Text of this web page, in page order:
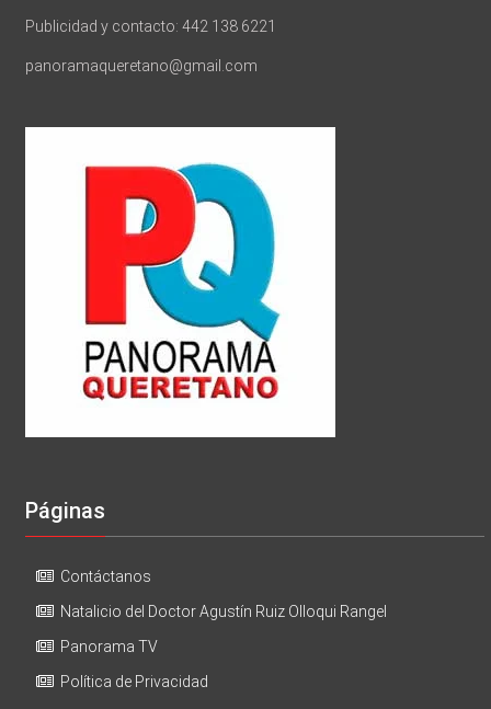
Publicidad y contacto: 442 138 6221
panoramaqueretano@gmail.com
Páginas
Contáctanos
Natalicio del Doctor Agustín Ruiz Olloqui Rangel
Panorama TV
Política de Privacidad